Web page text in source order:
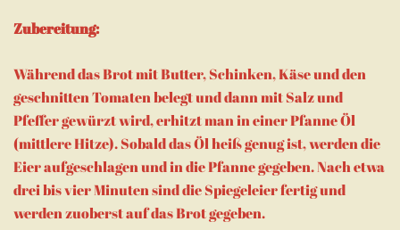
Zubereitung:
Während das Brot mit Butter, Schinken, Käse und den
geschnitten Tomaten belegt und dann mit Salz und
Pfeffer gewürzt wird, erhitzt man in einer Pfanne Öl
(mittlere Hitze). Sobald das Öl heiß genug ist, werden die
Eier aufgeschlagen und in die Pfanne gegeben. Nach etwa
drei bis vier Minuten sind die Spiegeleier fertig und
werden zuoberst auf das Brot gegeben.